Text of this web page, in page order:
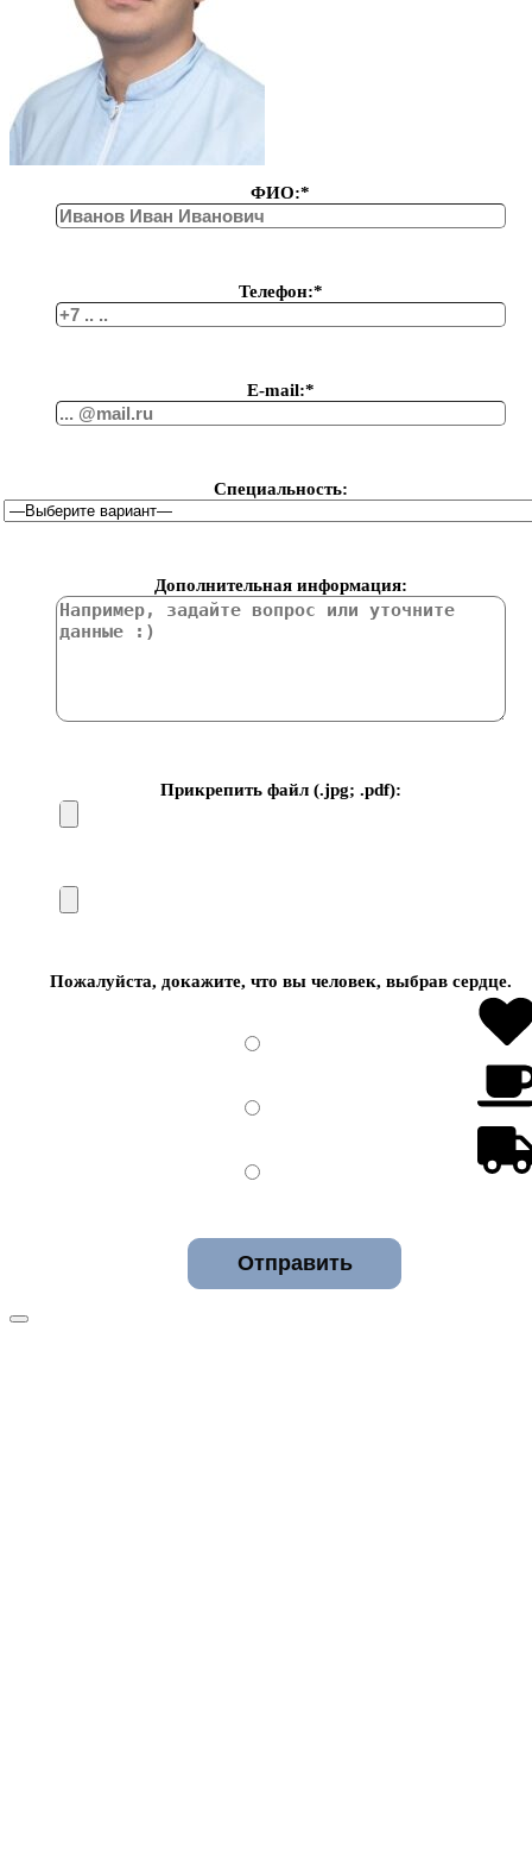
ФИО:*
Телефон:*
Е-mail:*
Специальность:
Дополнительная информация:
Прикрепить файл (.jpg; .pdf):
Пожалуйста, докажите, что вы человек, выбравсердце.